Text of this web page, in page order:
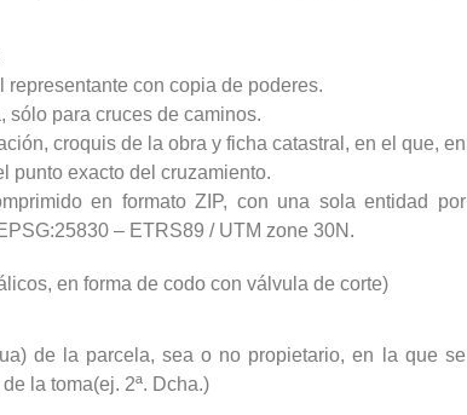
con copia de poderes.
sólo para cruces de caminos.
croquis de la obra y ficha catastral, en el que, en
punto exacto del cruzamiento.
en formato ZIP, con una sola entidad por
– ETRS89 / UTM zone 30N.
en forma de codo con válvula de corte)
de la parcela, sea o no propietario, en la que se
la toma(ej. 2ª. Dcha.)